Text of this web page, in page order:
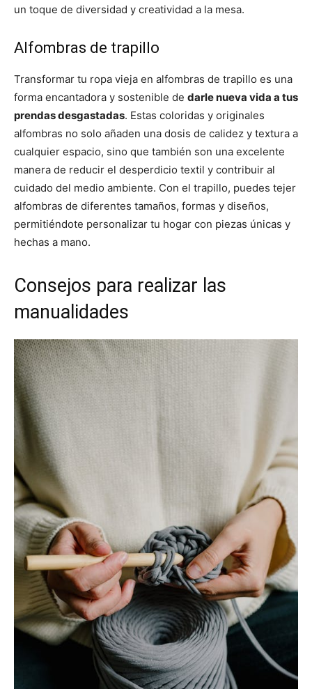
un toque de diversidad y creatividad a la mesa.
Alfombras de trapillo
Transformar tu ropa vieja en alfombras de trapillo es una
forma encantadora y sostenible de darle nueva vida a tus
prendas desgastadas. Estas coloridas y originales
alfombras no solo añaden una dosis de calidez y textura a
cualquier espacio, sino que también son una excelente
manera de reducir el desperdicio textil y contribuir al
cuidado del medio ambiente. Con el trapillo, puedes tejer
alfombras de diferentes tamaños, formas y diseños,
permitiéndote personalizar tu hogar con piezas únicas y
hechas a mano.
Consejos para realizar las
manualidades